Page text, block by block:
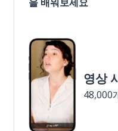
영상
48,000